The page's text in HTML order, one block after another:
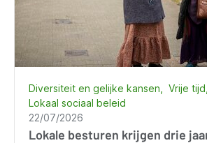
Lokale besturen krijgen drie
Diversiteit en gelijke kansen
Vrije tijd
Lokaal sociaal beleid
22/07/2026